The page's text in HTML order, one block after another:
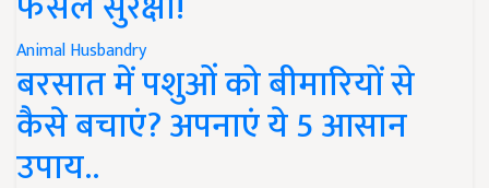
Animal Husbandry
बरसात में पशुओं को बीमारियों से
कैसे बचाएं? अपनाएं ये 5 आसान
उपाय..